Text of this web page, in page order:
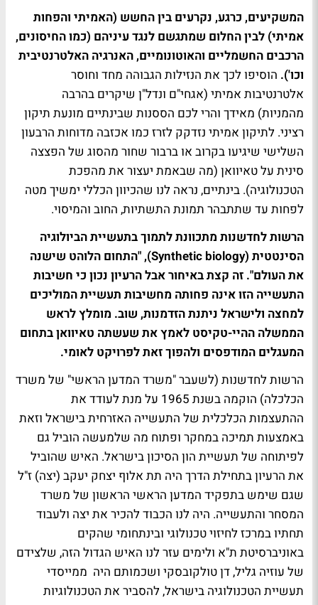
המשקיעים, כרגע, נקרעים בין החשש (האמיתי והפחות
אמיתי) לבין החלום שמתגשם לנגד עיניהם (כמו החיסונים,
הרכבים החשמליים והאוטונומיים, האנרגיה האלטרנטיבית
וכו'). הוסיפו לכך את הנזילות הגבוהה מחד וחוסר
אלטרנטיבות אמיתי (אגחי"ם ונדל"ן שיקרים בהרבה
מהמניות) מאידך והרי לכם הססנות שבינתיים מונעת תיקון
רציני. לתיקון אמיתי נזדקק לזרז כמו אכזבה מדוחות הרבעון
השלישי שיגיעו בקרוב או ברבור שחור מהסוג של הפצצה
סינית על טאיוואן (מה שבאמת יעצור את מהפכת
הטכנולוגיה). בינתיים, נראה לנו שהכיוון הכללי ימשיך מטה
לפחות עד שתתבהר תמונת התשתיות, החוב והמיסוי.
הרשות לחדשנות מתכוונת לתמוך בתעשיית הביולוגיה
הסינטטית (Synthetic biology), "התחום הלוהט שישנה
את העולם". זה קצת באיחור אבל הרעיון נכון כי חשיבות
התעשייה הזו אינה פחותה מחשיבות תעשיית המוליכים
למחצה ולישראל ניתנת הזדמנות, שוב. מומלץ לראש
הממשלה ההיי-טקיסט לאמץ את שעשתה טאיוואן בתחום
המעגלים המודפסים ולהפוך זאת לפרויקט לאומי.
הרשות לחדשנות (לשעבר "משרד המדען הראשי" של משרד
הכלכלה) הוקמה בשנת 1965 על מנת לעודד את
ההתעצמות הכלכלית של התעשייה האזרחית בישראל וזאת
באמצעות תמיכה במחקר ופתוח מה שלמעשה הוביל גם
לפיתוחה של תעשיית הון הסיכון בישראל. האיש שהוביל
את הרעיון בתחילת הדרך היה תת אלוף יצחק יעקב (יצה) ז"ל
שגם שימש בתפקיד המדען הראשי הראשון של משרד
המסחר והתעשייה. היה לנו הכבוד להכיר את יצה ולעבוד
תחתיו במרכז לחיזוי טכנולוגי ובינתחומי שהקים
באוניברסיטת ת"א ולימים עזר לנו האיש הגדול הזה, שלצידם
של עוזיה גליל, דן טולקובסקי ושכמותם היה ממייסדי
תעשיית הטכנולוגיה בישראל, להסביר את הטכנולוגיות